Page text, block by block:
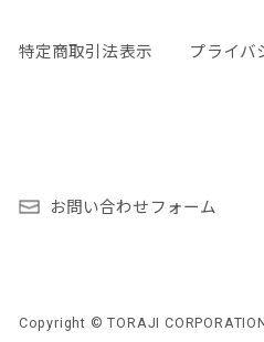
特定商取引法表示 プライバ
お問い合わせフォーム
Copyright © TORAJI